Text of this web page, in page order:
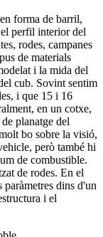
forma de barril,
perfil interior del
rodes, campanes
de materials
i la mida del
cub. Sovint sentim
i que 15 i 16
en un cotxe,
planatge del
bo sobre la visió,
però també hi
de combustible.
de rodes. En el
paràmetres dins d'un
i el